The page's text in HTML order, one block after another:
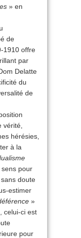
» en
de
1910 offre
par
Delatte
du
de
vérité,
hérésies,
à la
pour
sans doute
estimer
»
celui-ci est
pour